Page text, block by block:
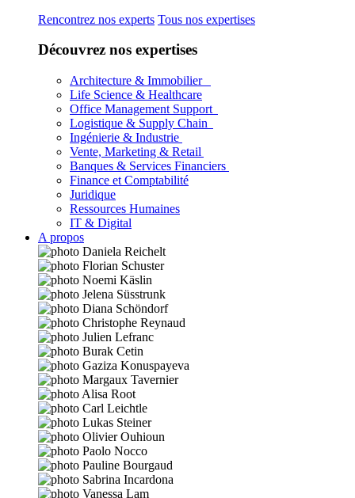
Rencontrez nos experts Tous nos expertises
Découvrez nos expertises
Architecture & Immobilier
Life Science & Healthcare
Office Management Support
Logistique & Supply Chain
Ingénierie & Industrie
Vente, Marketing & Retail
Banques & Services Financiers
Finance et Comptabilité
Juridique
Ressources Humaines
IT & Digital
A propos